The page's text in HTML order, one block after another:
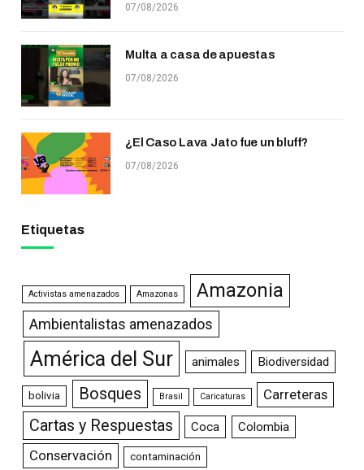
07/08/2026
Multa a casa de apuestas
07/08/2026
¿El Caso Lava Jato fue un bluff?
07/08/2026
Etiquetas
Activistas amenazados Amazonas Amazonia
Ambientalistas amenazados
América del Sur animales Biodiversidad
bolivia Bosques Brasil Caricaturas Carreteras
Cartas y Respuestas Coca Colombia
Conservación contaminación